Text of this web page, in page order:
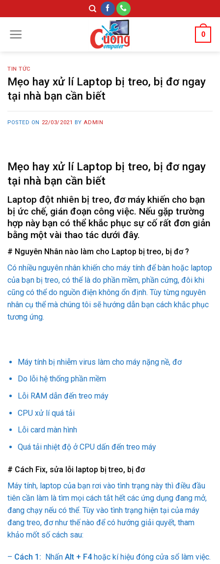
to
content
0
TIN TỨC
Mẹo hay xử lí Laptop bị treo, bị đơ ngay
tại nhà bạn cần biết
POSTED ON 22/03/2021 BY ADMIN
Mẹo hay xử lí Laptop bị treo, bị đơ ngay
tại nhà bạn cần biết
Laptop đột nhiên bị treo, đơ máy khiến cho bạn
bị ức chế, gián đoạn công việc. Nếu gặp trường
hợp này bạn có thể khắc phục sự cố rất đơn giản
bằng một vài thao tác dưới đây.
# Nguyên Nhân nào làm cho Laptop bị treo, bị đơ ?
Có nhiều nguyên nhân khiến cho máy tính để bàn hoặc laptop
của bạn bị treo, có thể là do phần mềm, phần cứng, đôi khi
cũng có thể do nguồn điện không ổn định. Tùy từng nguyên
nhân cụ thể mà chúng tôi sẽ hướng dẫn bạn cách khắc phục
tương ứng.
Máy tính bị nhiễm virus làm cho máy nặng nề, đơ
Do lỗi hệ thống phần mềm
Lỗi RAM dẫn đến treo máy
CPU xử lí quá tải
Lỗi card màn hình
Quá tải nhiệt độ ở CPU dấn đến treo máy
# Cách Fix, sửa lỗi laptop bị treo, bị đơ
Máy tính, laptop của bạn rơi vào tình trạng này thì điều đầu
tiên cần làm là tìm mọi cách tắt hết các ứng dụng đang mở,
đang chạy nếu có thể. Tùy vào tình trạng hiện tại của máy
đang treo, đơ như thế nào để có hướng giải quyết, tham
khảo mốt số cách sau:
– Cách 1: Nhấn Alt + F4hoặc kí hiệu đóng cửa sổ làm việc.